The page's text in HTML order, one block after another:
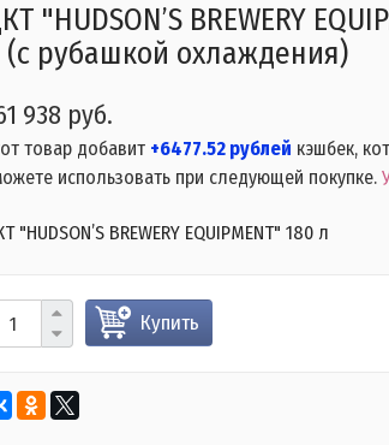
"HUDSON’S BREWERY
(с рубашкой охлаждения)
938 руб.
товар добавит +6477.52 рублей кэшбек,
использовать при следующей покупке.
"HUDSON’S BREWERY EQUIPMENT" 180 л
Купить